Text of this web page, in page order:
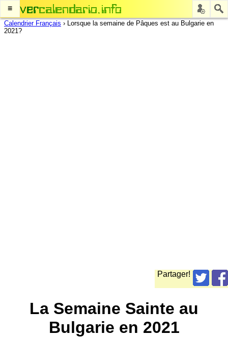
≡
Calendrier Français › Lorsque la semaine de Pâques est au Bulgarie en
2021?
Partager!
La Semaine Sainte au
Bulgarie en 2021